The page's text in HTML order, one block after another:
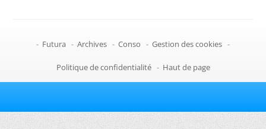
- Futura - Archives - Conso - Gestion des cookies -
Politique de confidentialité - Haut de page